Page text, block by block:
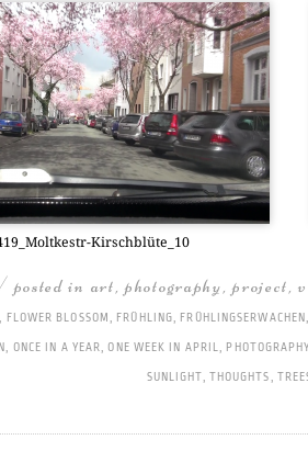
Kirsch­blü­te_10
in art,photography,project,
, FLOWER BLOSSOM, FRÜHLING, FRÜHLINGSERWACHEN
, ONCE IN A YEAR,ONE WEEK IN APRIL,
SUNLIGHT , THOUGHTS,